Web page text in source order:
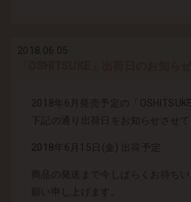
2018.06.05
2018年6月発売予定の「
下記の通り出荷日をお知らせさせて
2018年6月15日(金) 出荷予定
商品の発送まで今しばらくお待ち
願い申し上げます。